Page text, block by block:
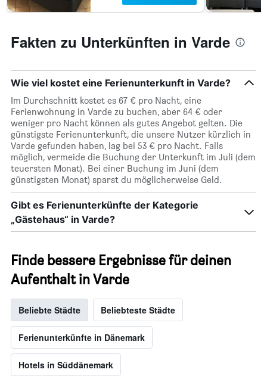
Fakten zu Unterkünften in Varde
Wie viel kostet eine Ferienunterkunft in Varde?
Im Durchschnitt kostet es 67 € pro Nacht, eine
Ferienwohnung in Varde zu buchen, aber 64 € oder
weniger pro Nacht können als gutes Angebot gelten. Die
günstigste Ferienunterkunft, die unsere Nutzer kürzlich in
Varde gefunden haben, lag bei 53 € pro Nacht. Falls
möglich, vermeide die Buchung der Unterkunft im Juli (dem
teuersten Monat). Bei einer Buchung im Juni (dem
günstigsten Monat) sparst du möglicherweise Geld.
Gibt es Ferienunterkünfte der Kategorie
„Gästehaus“ in Varde?
Finde bessere Ergebnisse für deinen
Aufenthalt in Varde
Beliebte Städte Beliebteste Städte
Ferienunterkünfte in Dänemark
Hotels in Süddänemark